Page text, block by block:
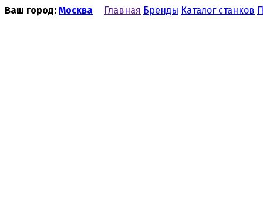
Ваш город: Москва Главная Бренды Каталог станков